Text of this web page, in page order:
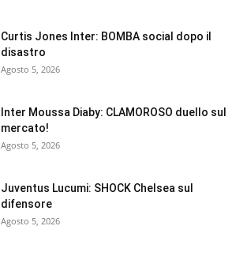
Curtis Jones Inter: BOMBA social dopo il
disastro
Agosto 5, 2026
Inter Moussa Diaby: CLAMOROSO duello sul
mercato!
Agosto 5, 2026
Juventus Lucumi: SHOCK Chelsea sul
difensore
Agosto 5, 2026